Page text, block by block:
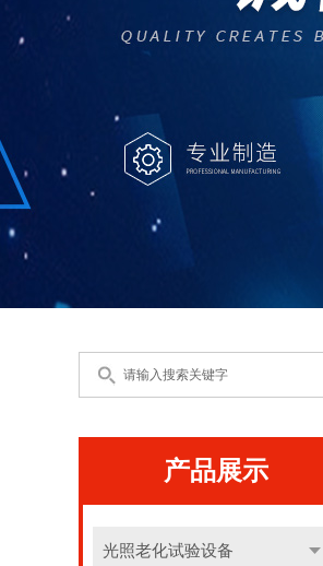
产品展示
光照老化试验设备